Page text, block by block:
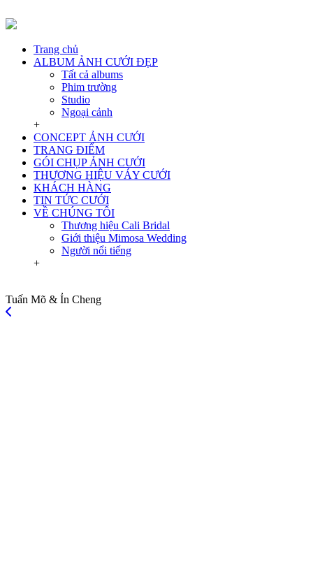
Trang chủ
ALBUM ẢNH CƯỚI ĐẸP
Tất cả albums
Phim trường
Studio
Ngoại cảnh
+
CONCEPT ẢNH CƯỚI
TRANG ĐIỂM
GÓI CHỤP ẢNH CƯỚI
THƯƠNG HIỆU VÁY CƯỚI
KHÁCH HÀNG
TIN TỨC CƯỚI
VỀ CHÚNG TÔI
Thương hiệu Cali Bridal
Giới thiệu Mimosa Wedding
Người nổi tiếng
+
Tuấn Mõ & Ỉn Cheng